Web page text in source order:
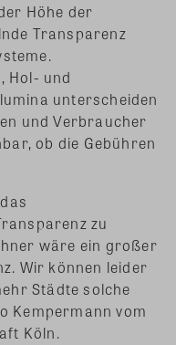
Höhe der
Transparenz
Hol- und
unterscheiden
und Verbraucher
ob die Gebühren
zu
wäre ein großer
Wir können leider
Städte solche
Kempermann vom
Köln.